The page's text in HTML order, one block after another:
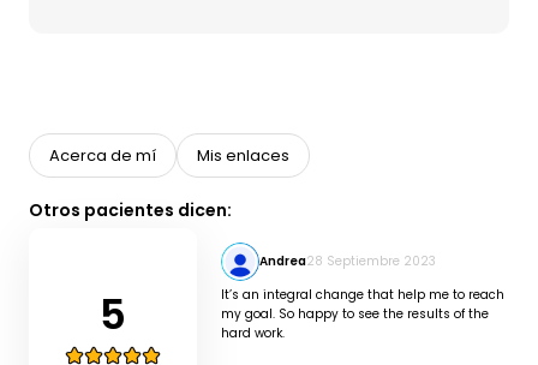
Acerca de mí Mis enlaces
Otros pacientes dicen:
5
Andrea28 Septiembre 2023
It’s an integral change that help me to reach
my goal. So happy to see the results of the
hard work.